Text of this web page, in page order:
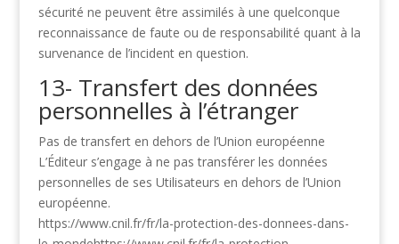
sécurité ne peuvent être assimilés à une quelconque
reconnaissance de faute ou de responsabilité quant à la
survenance de l’incident en question.
13- Transfert des données
personnelles à l’étranger
Pas de transfert en dehors de l’Union européenne
L’Éditeur s’engage à ne pas transférer les données
personnelles de ses Utilisateurs en dehors de l’Union
européenne.
https://www.cnil.fr/fr/la-protection-des-donnees-dans-